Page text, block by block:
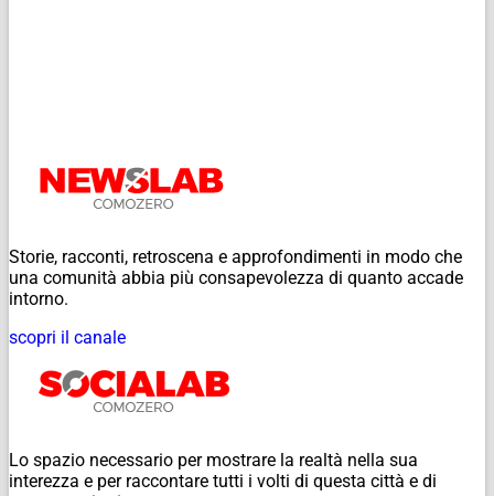
Storie, racconti, retroscena e approfondimenti in modo che
una comunità abbia più consapevolezza di quanto accade
intorno.
scopri il canale
Lo spazio necessario per mostrare la realtà nella sua
interezza e per raccontare tutti i volti di questa città e di